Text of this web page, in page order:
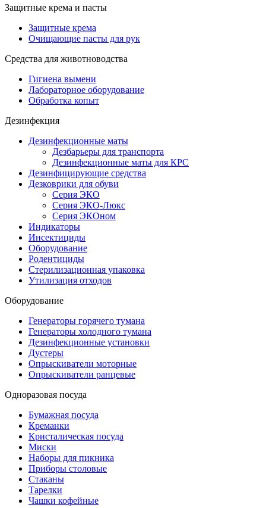
Защитные крема и пасты
Защитные крема
Очищающие пасты для рук
Средства для животноводства
Гигиена вымени
Лабораторное оборудование
Обработка копыт
Дезинфекция
Дезинфекционные маты
Дезбарьеры для транспорта
Дезинфекционные маты для КРС
Дезинфицирующие средства
Дезковрики для обуви
Серия ЭКО
Серия ЭКО-Люкс
Серия ЭКОном
Индикаторы
Инсектициды
Оборудование
Родентициды
Стерилизационная упаковка
Утилизация отходов
Оборудование
Генераторы горячего тумана
Генераторы холодного тумана
Дезинфекционные установки
Дустеры
Опрыскиватели моторные
Опрыскиватели ранцевые
Одноразовая посуда
Бумажная посуда
Креманки
Кристалическая посуда
Миски
Наборы для пикника
Приборы столовые
Стаканы
Тарелки
Чашки кофейные